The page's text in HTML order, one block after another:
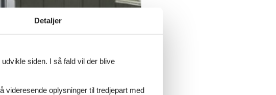
Detaljer
siden. I så fald vil der blive
videresende oplysninger til tredjepart med